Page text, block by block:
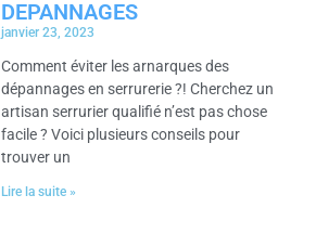
DEPANNAGES
janvier 23, 2023
Comment éviter les arnarques des
dépannages en serrurerie ?! Cherchez un
artisan serrurier qualifié n’est pas chose
facile ? Voici plusieurs conseils pour
trouver un
Lire la suite »